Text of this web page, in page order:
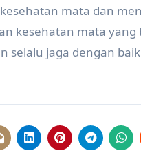
mata dan
kesehatan mata
selalu jaga dengan